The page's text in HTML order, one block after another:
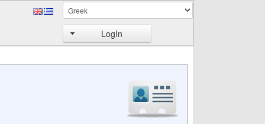
LogIn